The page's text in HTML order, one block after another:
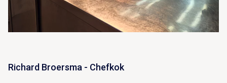
Richard Broersma - Chefkok